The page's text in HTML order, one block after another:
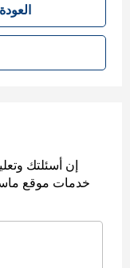
إن أسئلتك
خدمات موقع